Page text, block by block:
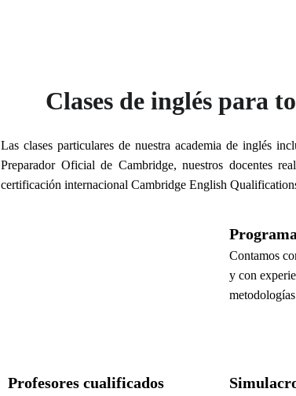
Profesores cualificados
Contamos
y con
Clases de inglés para
Las clases particulares de nuestra academia de inglés
Preparador Oficial de Cambridge, nuestros docentes
certificación internacional Cambridge English